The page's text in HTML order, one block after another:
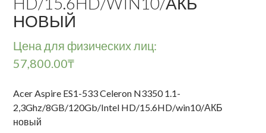
НОВЫЙ
Цена для физических лиц:
57,800.00₸
Acer Aspire ES1-533 Celeron N3350 1.1-
2,3Ghz/8GB/120Gb/Intel HD/15.6HD/win10/АКБ
новый